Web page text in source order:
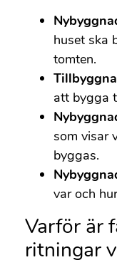
huset ska
tomten.
att bygga
som visar
byggas.
var och
Varför är
ritningar